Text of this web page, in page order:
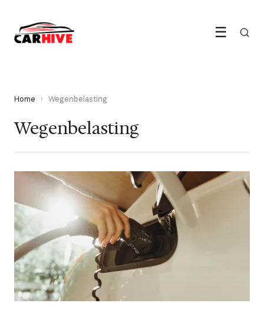
☰
Home › Wegenbelasting
Wegenbelasting